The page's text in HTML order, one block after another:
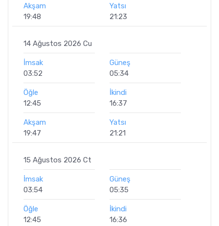
Akşam
19:48
Yatsı
21:23
14 Ağustos 2026 Cu
İmsak
03:52
Güneş
05:34
Öğle
12:45
İkindi
16:37
Akşam
19:47
Yatsı
21:21
15 Ağustos 2026 Ct
İmsak
03:54
Güneş
05:35
Öğle
12:45
İkindi
16:36